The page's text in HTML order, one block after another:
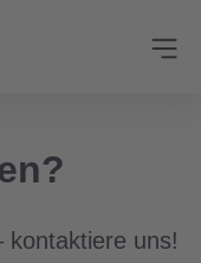
kontaktiere uns!